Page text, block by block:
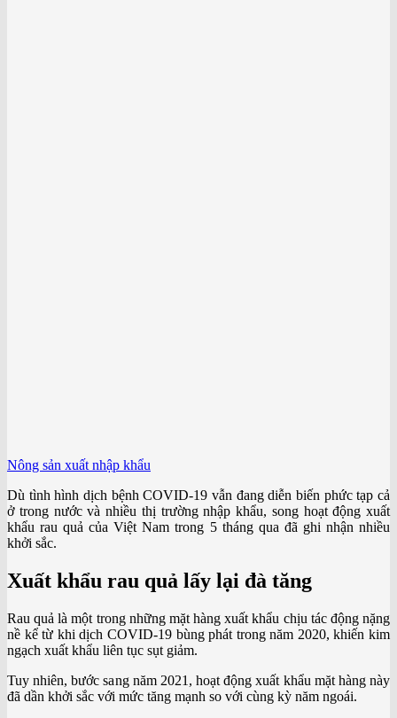
Nông sản xuất nhập khẩu
Dù tình hình dịch bệnh COVID-19 vẫn đang diễn biến phức tạp cả
ở trong nước và nhiều thị trường nhập khẩu, song hoạt động xuất
khẩu rau quả của Việt Nam trong 5 tháng qua đã ghi nhận nhiều
khởi sắc.
Xuất khẩu rau quả lấy lại đà tăng
Rau quả là một trong những mặt hàng xuất khẩu chịu tác động nặng
nề kể từ khi dịch COVID-19 bùng phát trong năm 2020, khiến kim
ngạch xuất khẩu liên tục sụt giảm.
Tuy nhiên, bước sang năm 2021, hoạt động xuất khẩu mặt hàng này
đã dần khởi sắc với mức tăng mạnh so với cùng kỳ năm ngoái.